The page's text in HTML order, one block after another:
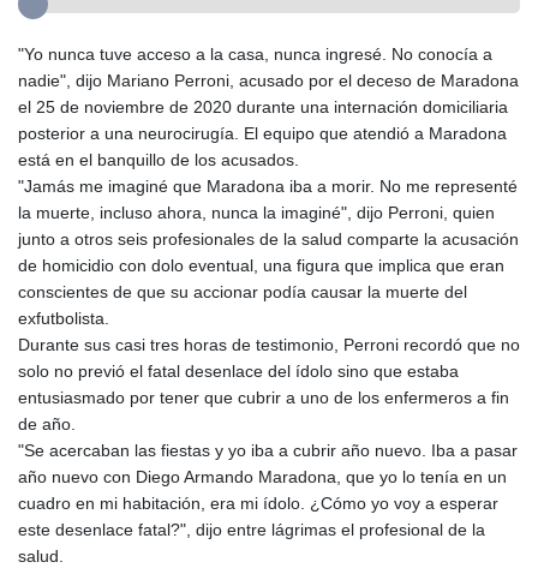
"Yo nunca tuve acceso a la casa, nunca ingresé. No conocía a
nadie", dijo Mariano Perroni, acusado por el deceso de Maradona
el 25 de noviembre de 2020 durante una internación domiciliaria
posterior a una neurocirugía. El equipo que atendió a Maradona
está en el banquillo de los acusados.
"Jamás me imaginé que Maradona iba a morir. No me representé
la muerte, incluso ahora, nunca la imaginé", dijo Perroni, quien
junto a otros seis profesionales de la salud comparte la acusación
de homicidio con dolo eventual, una figura que implica que eran
conscientes de que su accionar podía causar la muerte del
exfutbolista.
Durante sus casi tres horas de testimonio, Perroni recordó que no
solo no previó el fatal desenlace del ídolo sino que estaba
entusiasmado por tener que cubrir a uno de los enfermeros a fin
de año.
"Se acercaban las fiestas y yo iba a cubrir año nuevo. Iba a pasar
año nuevo con Diego Armando Maradona, que yo lo tenía en un
cuadro en mi habitación, era mi ídolo. ¿Cómo yo voy a esperar
este desenlace fatal?", dijo entre lágrimas el profesional de la
salud.